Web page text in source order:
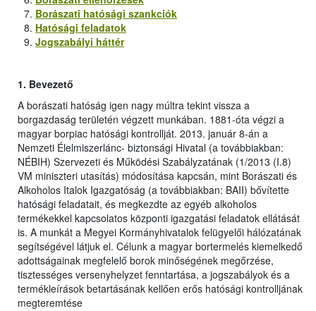
Borászati hatósági szankciók
Hatósági feladatok
Jogszabályi háttér
1. Bevezető
A borászati hatóság igen nagy múltra tekint vissza a
borgazdaság területén végzett munkában. 1881-óta végzi a
magyar borpiac hatósági kontrollját. 2013. január 8-án a
Nemzeti Élelmiszerlánc- biztonsági Hivatal (a továbbiakban:
NÉBIH) Szervezeti és Működési Szabályzatának (1/2013 (I.8)
VM miniszteri utasítás) módosítása kapcsán, mint Borászati és
Alkoholos Italok Igazgatóság (a továbbiakban: BAII) bővítette
hatósági feladatait, és megkezdte az egyéb alkoholos
termékekkel kapcsolatos központi igazgatási feladatok ellátását
is. A munkát a Megyei Kormányhivatalok felügyelői hálózatának
segítségével látjuk el. Célunk a magyar bortermelés kiemelkedő
adottságainak megfelelő borok minőségének megőrzése,
tisztességes versenyhelyzet fenntartása, a jogszabályok és a
termékleírások betartásának kellően erős hatósági kontrolljának
megteremtése